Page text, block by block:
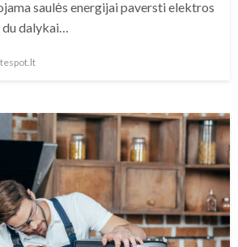
saulės energijai paversti elektros
du dalykai…